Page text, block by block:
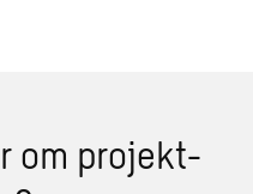
om pro­jekt­